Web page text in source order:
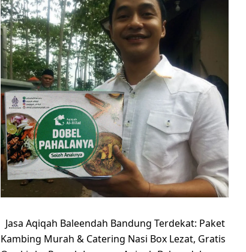
Jasa Aqiqah Baleendah Bandung Terdekat: Paket
Kambing Murah & Catering Nasi Box Lezat, Gratis